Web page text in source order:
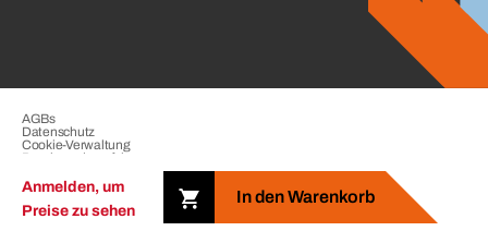
Anmelden, um
Preise zu sehen
In den Warenkorb
Copyright © 2026 der BERNER Gruppe. Alle Rechte vorbehalten.
AGBs
Datenschutz
Cookie-Verwaltung
Beschwerdeverfahren